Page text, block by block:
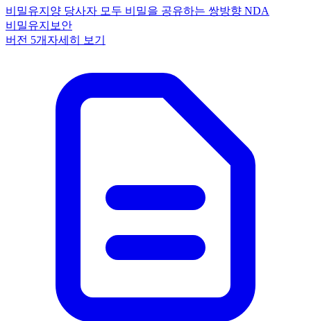
비밀유지 양 당사자 모두 비밀을 공유하는 쌍방향 NDA
비밀유지 보안
버전 5개 자세히 보기